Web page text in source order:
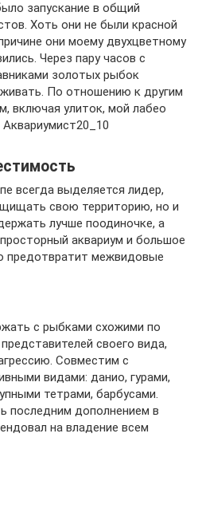
запускание в общий
Хоть они не были красной
они моему двухцветному
Через пару часов с
золотых рыбок
По отношению к другим
включая улиток, мой лабео
всегда выделяется лидер,
свою территорию, но и
лучше поодиночке, а
аквариум и большое
предотвратит межвидовые
с рыбками схожими по
своего вида,
Совместим с
видами: данио, гурами,
тетрами, барбусами.
последним дополнением в
на владение всем